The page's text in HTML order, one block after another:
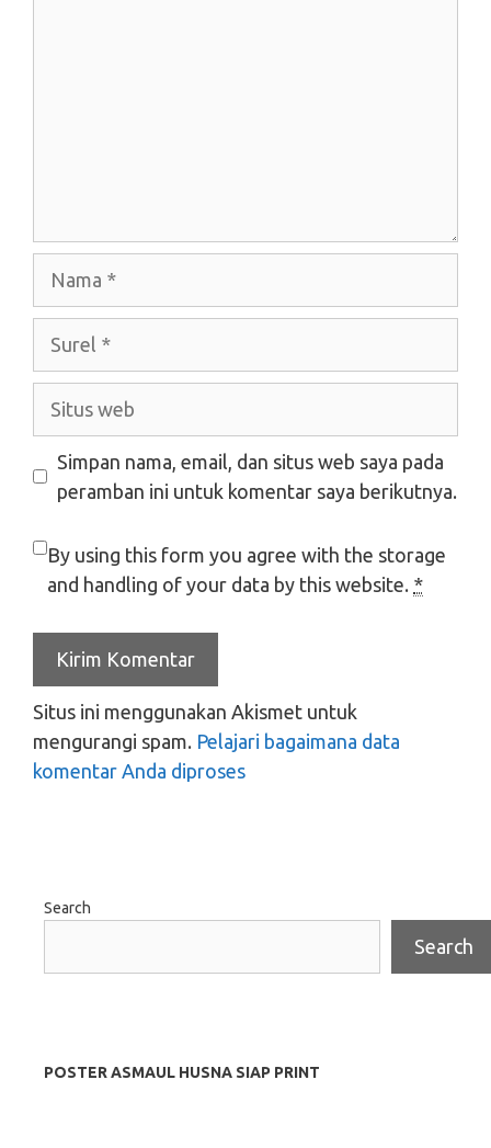
Simpan nama, email, dan situs web saya pada
peramban ini untuk komentar saya berikutnya.
By using this form you agree with the storage
and handling of your data by this website. *
Situs ini menggunakan Akismet untuk
mengurangi spam. Pelajari bagaimana data
komentar Anda diproses
Search
Search
POSTER ASMAUL HUSNA SIAP PRINT